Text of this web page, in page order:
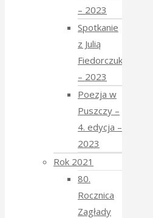
– 2023
Spotkanie
z Julią
Fiedorczuk
– 2023
Poezja w
Puszczy –
4. edycja –
2023
Rok 2021
80.
Rocznica
Zagłady